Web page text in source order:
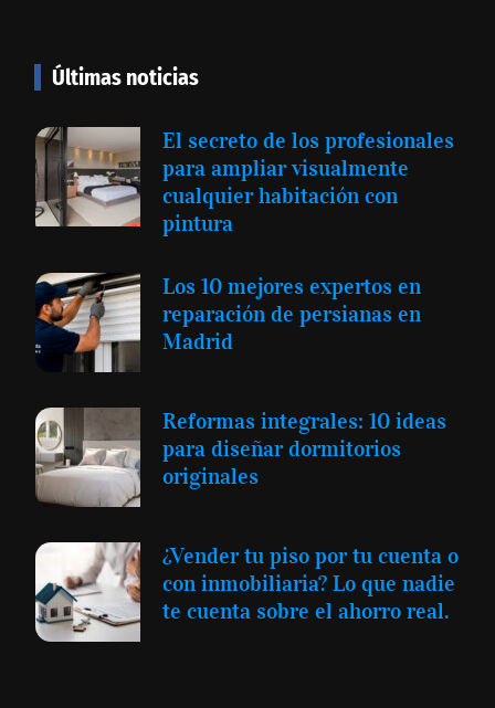
Últimas noticias
El secreto de los profesionales
para ampliar visualmente
cualquier habitación con
pintura
Los 10 mejores expertos en
reparación de persianas en
Madrid
Reformas integrales: 10 ideas
para diseñar dormitorios
originales
¿Vender tu piso por tu cuenta o
con inmobiliaria? Lo que nadie
te cuenta sobre el ahorro real.